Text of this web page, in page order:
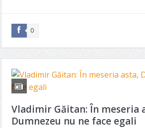
0
Vladimir Găitan: În meseria
Dumnezeu nu ne face egali